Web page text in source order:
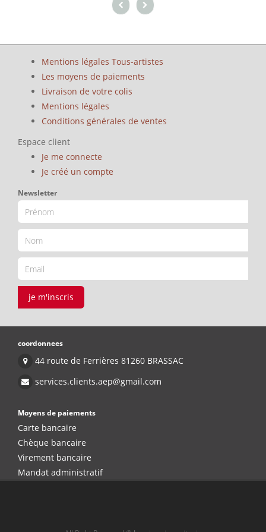
Mentions légales Tous-artistes
Les moyens de paiements
Livraison de votre colis
Mentions légales
Conditions générales de ventes
Espace client
Je me connecte
Je créé un compte
Newsletter
je m'inscris
coordonnees
44 route de Ferrières 81260 BRASSAC
services.clients.aep@gmail.com
Moyens de paiements
Carte bancaire
Chèque bancaire
Virement bancaire
Mandat administratif